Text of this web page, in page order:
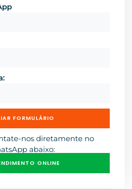
FORMULÁRIO
nos diretamente no
abaixo:
ONLINE